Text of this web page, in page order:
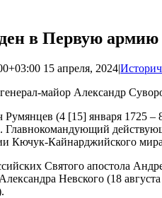
в Первую
15 апреля, 2024|
генерал-майор Александр
Румянцев (4 [15] января 1725
Главнокомандующий
Кючук-Кайнарджийского
Святого апостола
Невского (18